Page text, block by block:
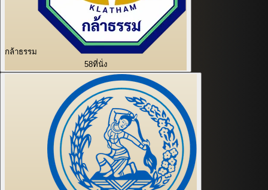
กล้าธรรม
58ที่นั่ง